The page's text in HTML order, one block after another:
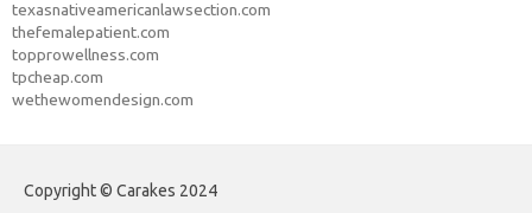
texasnativeamericanlawsection.com
thefemalepatient.com
topprowellness.com
tpcheap.com
wethewomendesign.com
Copyright © Carakes 2024